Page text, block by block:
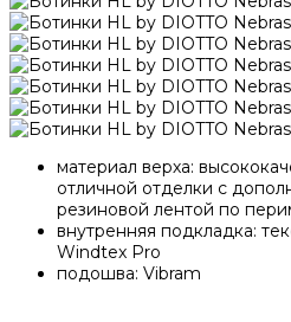
материал верха:
отличной отделки с
резиновой лентой по
внутренняя подкладка:
Windtex Pro
подошва: Vibram